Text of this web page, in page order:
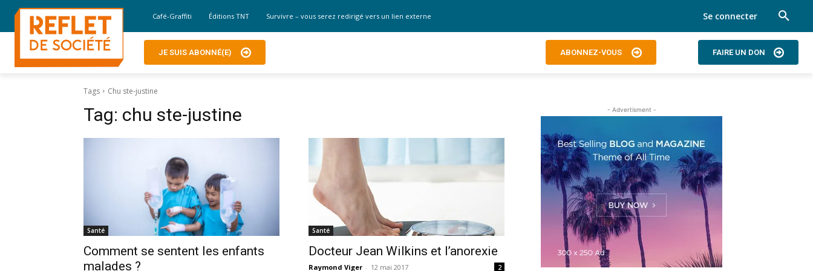
Café-Graffiti Éditions TNT Survivre – vous serez redirigé vers un lien externe Se connecter
JE SUIS ABONNÉ(E) ABONNEZ-VOUS FAIRE UN DON
Tags Chu ste-justine
Tag: chu ste-justine
Santé
Comment se sentent les enfants
malades ?
Santé
Docteur Jean Wilkins et l’anorexie
Raymond Viger - 12 mai 2017 2
- Advertisment -